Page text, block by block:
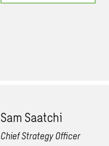
Sam Saatchi
Chief Strategy Officer